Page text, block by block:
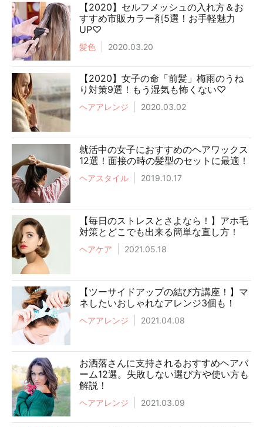
【2020】セルフメッシュの入れ方＆お
すすめ市販カラー剤5選！お手軽魅力
UP♡
髪色 2020.03.20
【2020】女子の命「前髪」梅雨のうね
り対策9選！もう湿気も怖くない♡
ヘアアレンジ 2020.03.02
就活中の女子におすすめのヘアワックス
12選！面接の時の髪型のセットに最適！
ヘアスタイル 2019.10.17
【毎日のストレスとさよなら！】アホ毛
対策とどこでも出来る簡単な直し方！
ヘアケア 2021.05.18
【ツーサイドアップの結び方講座！】マ
ネしたいおしゃれなアレンジ3個も！
ヘアアレンジ 2021.04.08
お洒落さんに支持されるおすすめヘアバ
ーム12選。失敗しない選び方や使い方も
解説！
ヘアアレンジ 2021.03.09